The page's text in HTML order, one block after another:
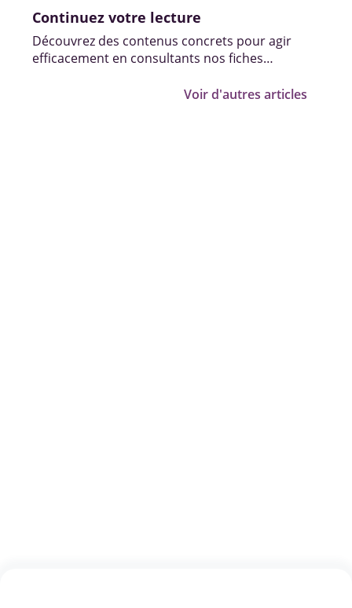
Continuez votre lecture
Découvrez des contenus concrets pour agir
efficacement en consultants nos fiches
Voir d'autres articles